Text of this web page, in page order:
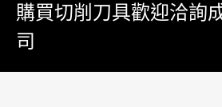
購買切削刀具歡迎洽詢
司